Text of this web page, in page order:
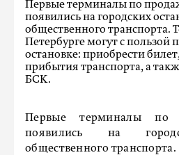
Первые терминалы по
появились на городских
общественного транспорта.
Петербурге могут с пользой
остановке: приобрести
прибытия транспорта, а
БСК.
Первые терминалы по
появились на
общественного